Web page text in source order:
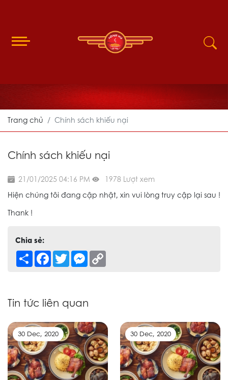
Trang chủ Chính sách khiếu nại
Chính sách khiếu nại
21/01/2025 04:16 PM
1978 Lượt xem
Hiện chúng tôi đang cập nhật, xin vui lòng truy cập lại sau !
Thank !
Chia sẻ:
Share Facebook
TwitterMessenger
Tin tức liên quan
30 Dec, 2020 30 Dec, 2020